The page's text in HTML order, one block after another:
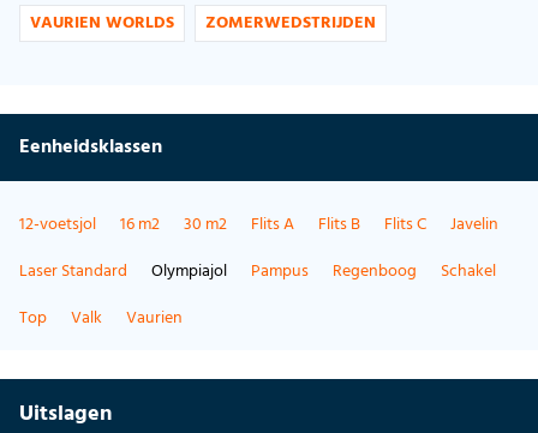
VAURIEN WORLDS
ZOMERWEDSTRIJDEN
Eenheidsklassen
12-voetsjol 16 m2 30 m2 Flits A Flits B Flits C
Javelin
Laser Standard
Olympiajol Pampus Regenboog
Schakel
Top
Valk Vaurien
Uitslagen